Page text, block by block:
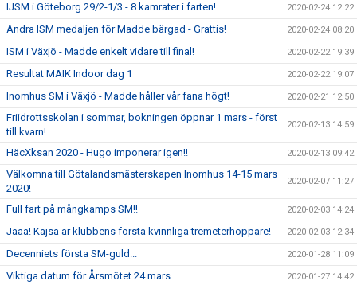
IJSM i Göteborg 29/2-1/3 - 8 kamrater i farten! 2020-02-24 12:22
Andra ISM medaljen för Madde bärgad - Grattis! 2020-02-24 08:20
ISM i Växjö - Madde enkelt vidare till final! 2020-02-22 19:39
Resultat MAIK Indoor dag 1 2020-02-22 19:07
Inomhus SM i Växjö - Madde håller vår fana högt! 2020-02-21 12:50
Friidrottsskolan i sommar, bokningen öppnar 1 mars - först
till kvarn!
2020-02-13 14:59
HäcXksan 2020 - Hugo imponerar igen!! 2020-02-13 09:42
Välkomna till Götalandsmästerskapen Inomhus 14-15 mars
2020!
2020-02-07 11:27
Full fart på mångkamps SM!! 2020-02-03 14:24
Jaaa! Kajsa är klubbens första kvinnliga tremeterhoppare! 2020-02-03 12:34
Decenniets första SM-guld... 2020-01-28 11:09
Viktiga datum för Årsmötet 24 mars 2020-01-27 14:42